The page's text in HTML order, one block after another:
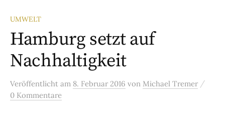
UMWELT
Hamburg setzt auf
Nachhaltigkeit
Veröffentlicht am 8. Februar 2016 von Michael Tremer /
0 Kommentare